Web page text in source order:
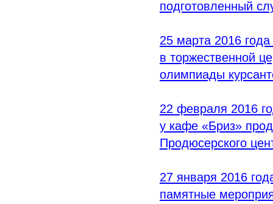
подготовленный
25 марта 2016 года
в торжественной
олимпиады
22 февраля 2016
у кафе «Бриз»
Продюсерского
27 января 2016
памятные